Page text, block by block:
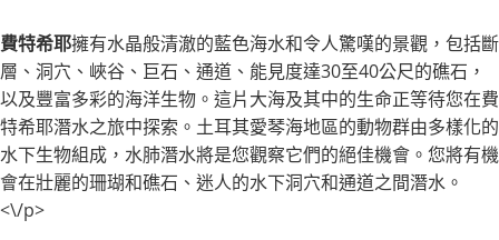
費特希耶擁有水晶般清澈的藍色海水和令人驚嘆的景觀，包括斷
層、洞穴、峽谷、巨石、通道、能見度達30至40公尺的礁石，
以及豐富多彩的海洋生物。這片大海及其中的生命正等待您在費
特希耶潛水之旅中探索。土耳其愛琴海地區的動物群由多樣化的
水下生物組成，水肺潛水將是您觀察它們的絕佳機會。您將有機
會在壯麗的珊瑚和礁石、迷人的水下洞穴和通道之間潛水。
<\/p>